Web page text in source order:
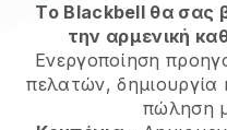
Το Blackbell θα σας
την αρμενική
Ενεργοποίηση
πελατών, δημιουργία
πώληση